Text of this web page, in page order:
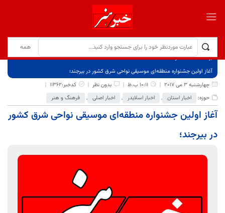
برگ نخست
نوشته‌ها
آغاز اولین جشنواره منطقه‌ای موسیقی نواحی شرق کشور در بیرجند؛
چهارشنبه 3 می 2017
10:11 ب.ظ بدون نظر
کدخبر:11362
حوزه:
اخبار استان , اخبار اسلایدر , اخبار اصلی , فرهنگ و هنر
آغاز اولین جشنواره منطقه‌ای موسیقی نواحی شرق کشور
در بیرجند؛